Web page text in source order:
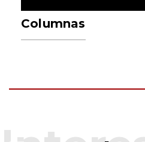
Columnas